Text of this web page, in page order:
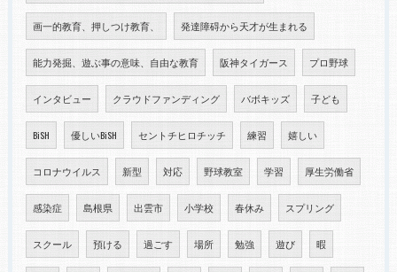
画一的教育、押しつけ教育、 発達障碍から天才が生まれる
能力発掘、遊ぶ事の意味、自由な教育 阪神タイガース プロ野球
インタビュー クラウドファンディング バボキッズ 子ども
BiSH 優しいBiSH セントチヒロチッチ 練習 嬉しい
コロナウイルス 新型 対応 野球教室 学習 厚生労働省
感染症 島根県 出雲市 小学校 春休み スプリング
スクール 預ける 過ごす 場所 勉強 遊び 暇